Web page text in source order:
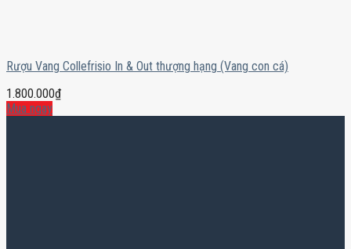
Rượu Vang Collefrisio In & Out thượng hạng (Vang con cá)
1.800.000₫
Mua ngay